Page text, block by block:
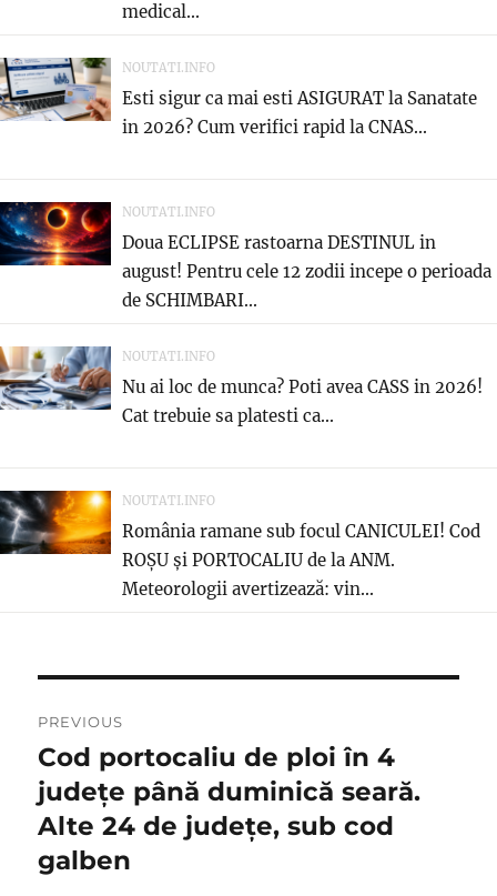
medical...
NOUTATI.INFO
Esti sigur ca mai esti ASIGURAT la Sanatate
in 2026? Cum verifici rapid la CNAS...
NOUTATI.INFO
Doua ECLIPSE rastoarna DESTINUL in
august! Pentru cele 12 zodii incepe o perioada
de SCHIMBARI...
NOUTATI.INFO
Nu ai loc de munca? Poti avea CASS in 2026!
Cat trebuie sa platesti ca...
NOUTATI.INFO
România ramane sub focul CANICULEI! Cod
ROȘU și PORTOCALIU de la ANM.
Meteorologii avertizează: vin...
în
articole
PREVIOUS
Previous
post:
Cod portocaliu de ploi în 4
județe până duminică seară.
Alte 24 de județe, sub cod
galben